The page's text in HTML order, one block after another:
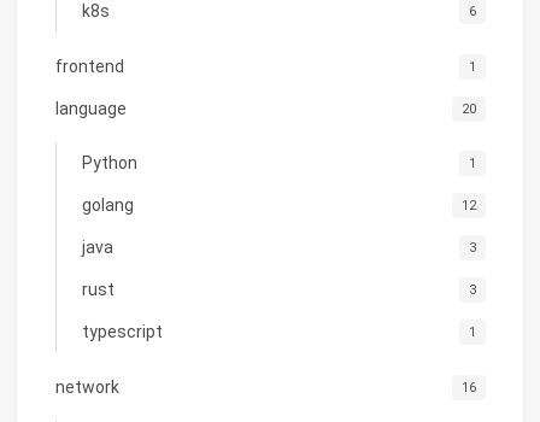
k8s 6
frontend 1
language 20
Python 1
golang 12
java 3
rust 3
typescript 1
network 16